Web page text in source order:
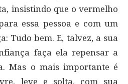
insistindo que o vermelho
essa pessoa e com um
Tudo bem. E, talvez, a sua
faça ela repensar a
Mas o mais importante é
leve e solta, com sua